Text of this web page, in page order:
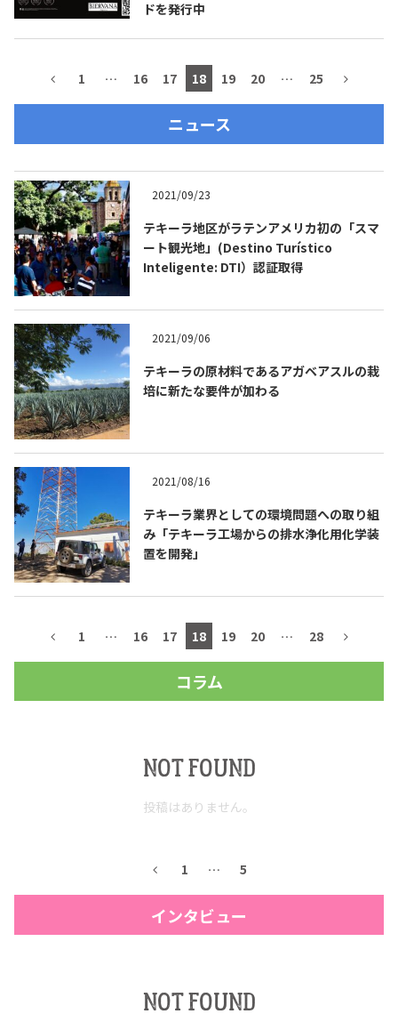
ドを発行中
1 … 16 17 18 19 20 … 25
ニュース
2021/09/23
テキーラ地区がラテンアメリカ初の「スマ
ート観光地」(Destino Turístico
Inteligente: DTI）認証取得
2021/09/06
テキーラの原材料であるアガベアスルの栽
培に新たな要件が加わる
2021/08/16
テキーラ業界としての環境問題への取り組
み「テキーラ工場からの排水浄化用化学装
置を開発」
1 … 16 17 18 19 20 … 28
コラム
NOT FOUND
投稿はありません。
1 … 5
インタビュー
NOT FOUND